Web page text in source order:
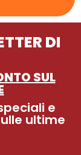
DI
SUL
e
ultime